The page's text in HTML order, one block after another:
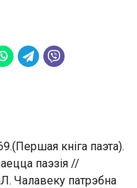
кніга паэта).
паэзія //
Чалавеку патрэбна